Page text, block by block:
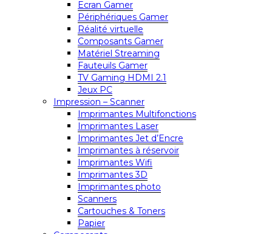
Ecran Gamer
Périphériques Gamer
Réalité virtuelle
Composants Gamer
Matériel Streaming
Fauteuils Gamer
TV Gaming HDMI 2.1
Jeux PC
Impression – Scanner
Imprimantes Multifonctions
Imprimantes Laser
Imprimantes Jet d’Encre
Imprimantes à réservoir
Imprimantes Wifi
Imprimantes 3D
Imprimantes photo
Scanners
Cartouches & Toners
Papier